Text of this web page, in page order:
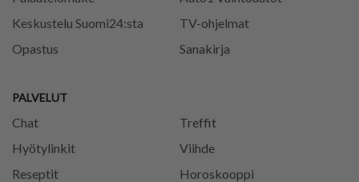
Keskustelu Suomi24:sta
Opastus
PALVELUT
Chat
Treffit
Hyötylinkit
Viihde
Reseptit
Horoskooppi
TV-ohjelmat
Sanakirja